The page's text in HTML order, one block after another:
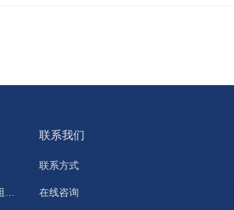
联系我们
联系方式
在线咨询